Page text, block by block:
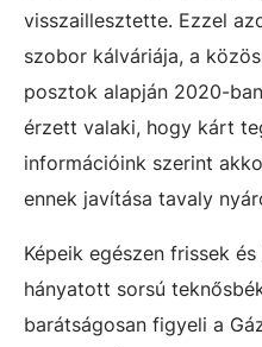
visszaillesztette. Ezzel
szobor kálváriája, a
posztok alapján 2020-
érzett valaki, hogy kárt
információink szerint
ennek javítása tavaly
Képeik egészen frissek
hányatott sorsú
barátságosan figyeli a